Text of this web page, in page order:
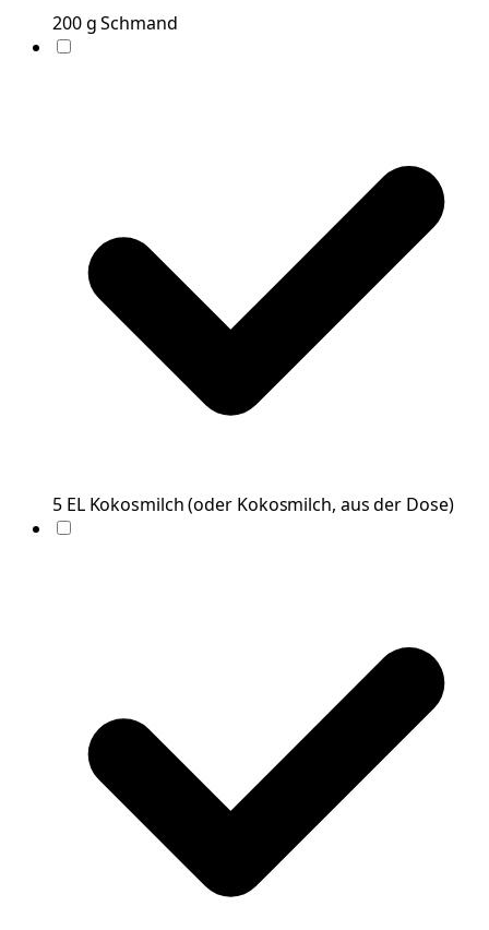
200g Schmand
5 EL Kokosmilch (oder Kokosmilch, aus der Dose)